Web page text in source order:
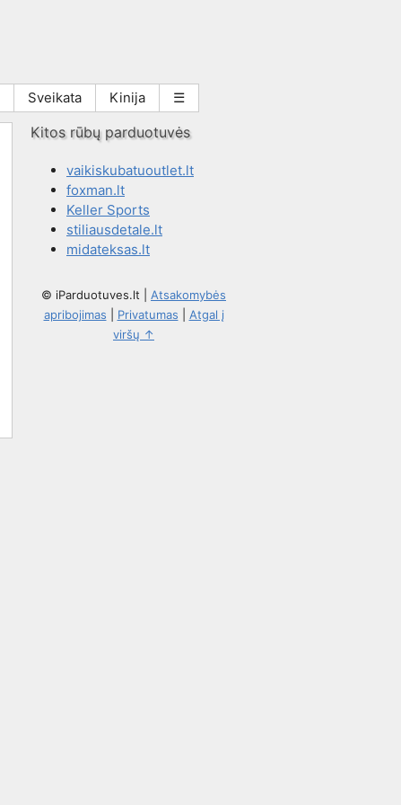
Sveikata Kinija ☰
Kitos rūbų parduotuvės
vaikiskubatuoutlet.lt
foxman.lt
Keller Sports
stiliausdetale.lt
midateksas.lt
© iParduotuves.lt
Atsakomybės
apribojimas
Privatumas
Atgal į
viršų ↑